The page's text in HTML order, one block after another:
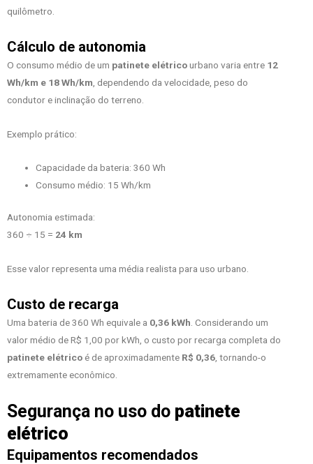
quilômetro.
Cálculo de autonomia
O consumo médio de um patinete elétricourbano varia entre 12
Wh/km e 18 Wh/km , dependendo da velocidade, peso do
condutor e inclinação do terreno.
Exemplo prático:
Capacidade da bateria: 360 Wh
Consumo médio: 15 Wh/km
Autonomia estimada:
360 ÷ 15 = 24 km
Esse valor representa uma média realista para uso urbano.
Custo de recarga
Uma bateria de 360 Wh equivale a 0,36 kWh . Considerando um
valor médio de R$ 1,00 por kWh, o custo por recarga completa do
patinete elétricoé de aproximadamente R$ 0,36 , tornando-o
extremamente econômico.
Segurança no uso do patinete
elétrico
Equipamentos recomendados